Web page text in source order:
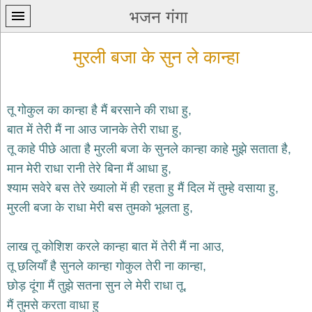
भजन गंगा
प्रथम
पन्ना
home
कृष्ण
भजन
krishna
शिव
भजन
bhajans
हनुमान
मुरली बजा के सुन ले कान्हा
तू गोकुल का कान्हा है मैं बरसाने की राधा हु,
बात में तेरी मैं ना आउ जानके तेरी राधा हु,
तू काहे पीछे आता है मुरली बजा के सुनले कान्हा काहे मुझे सताता है,
मान मेरी राधा रानी तेरे बिना मैं आधा हु,
श्याम सवेरे बस तेरे ख्यालो में ही रहता हु मैं दिल में तुम्हे वसाया हु,
मुरली बजा के राधा मेरी बस तुमको भूलता हु,
लाख तू कोशिश करले कान्हा बात में तेरी मैं ना आउ,
तू छलियाँ है सुनले कान्हा गोकुल तेरी ना कान्हा,
छोड़ दूंगा मैं तुझे सतना सुन ले मेरी राधा तू,
मैं तुमसे करता वाधा हु